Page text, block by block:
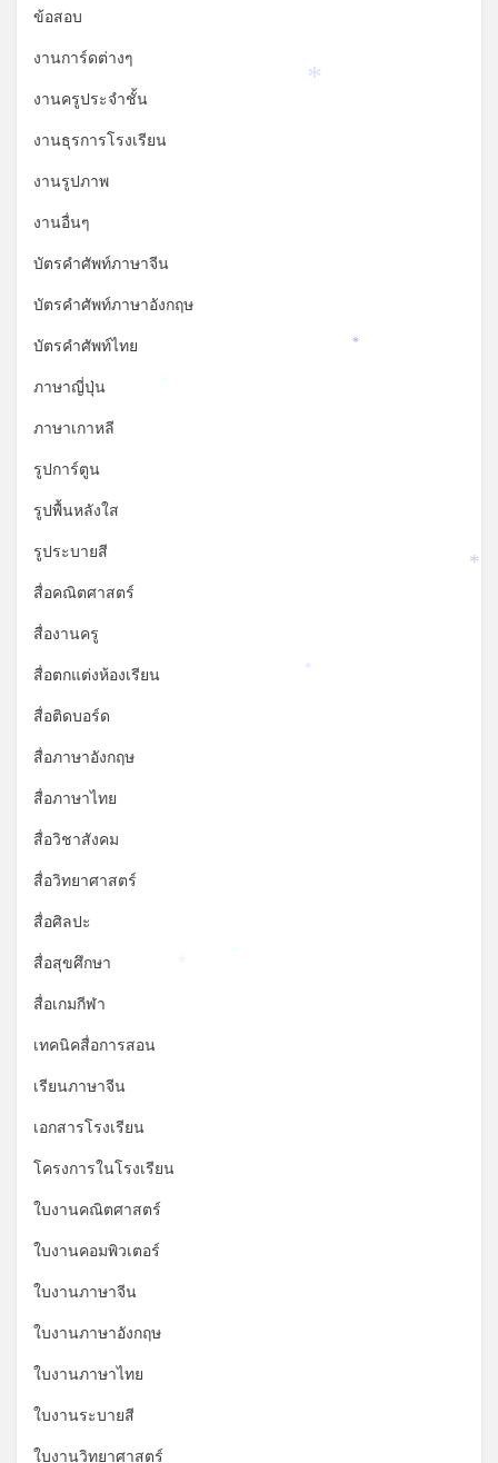
ข้อสอบ
งานการ์ดต่างๆ
งานครูประจำชั้น
งานธุรการโรงเรียน
งานรูปภาพ
งานอื่นๆ
บัตรคำศัพท์ภาษาจีน
บัตรคำศัพท์ภาษาอังกฤษ
บัตรคำศัพท์ไทย
ภาษาญี่ปุ่น
ภาษาเกาหลี
รูปการ์ตูน
รูปพื้นหลังใส
รูประบายสี
สื่อคณิตศาสตร์
สื่องานครู
สื่อตกแต่งห้องเรียน
สื่อติดบอร์ด
สื่อภาษาอังกฤษ
สื่อภาษาไทย
สื่อวิชาสังคม
สื่อวิทยาศาสตร์
สื่อศิลปะ
สื่อสุขศึกษา
สื่อเกมกีฬา
เทคนิคสื่อการสอน
เรียนภาษาจีน
เอกสารโรงเรียน
โครงการในโรงเรียน
ใบงานคณิตศาสตร์
ใบงานคอมพิวเตอร์
ใบงานภาษาจีน
ใบงานภาษาอังกฤษ
ใบงานภาษาไทย
ใบงานระบายสี
ใบงานวิทยาศาสตร์